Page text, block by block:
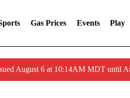
Gas Prices Events Play
August 6 at 10:14AM MDT until